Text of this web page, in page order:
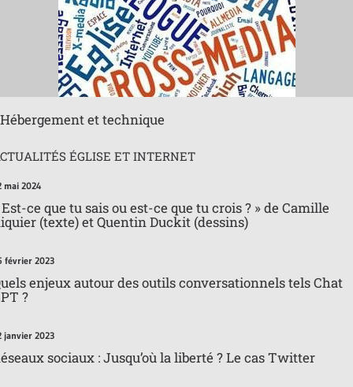
Hébergement et technique
ÉGLISE ET INTERNET
mai 2024
Est-ce que tu sais ou est-ce que tu crois ? » de Camille
(texte) et Quentin Duckit (dessins)
février 2023
enjeux autour des outils conversationnels tels Chat
?
janvier 2023
sociaux : Jusqu’où la liberté ? Le cas Twitter